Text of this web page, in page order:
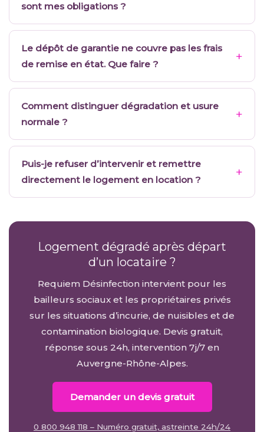
sont mes obligations ?
Le dépôt de garantie ne couvre pas les frais
de remise en état. Que faire ?
Comment distinguer dégradation et usure
normale ?
Puis-je refuser d’intervenir et remettre
directement le logement en location ?
Logement dégradé après départ
d’un locataire ?
Requiem Désinfection intervient pour les
bailleurs sociaux et les propriétaires privés
sur les situations d’incurie, de nuisibles et de
contamination biologique. Devis gratuit,
réponse sous 24h, intervention 7j/7 en
Auvergne-Rhône-Alpes.
Demander un devis gratuit
0 800 948 118 – Numéro gratuit, astreinte 24h/24